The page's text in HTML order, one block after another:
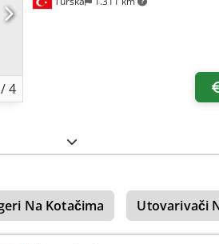
/4
Na Kotačima Utovarivači